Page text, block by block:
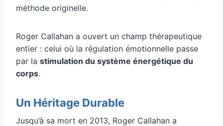
méthode originelle.
Roger Callahan a ouvert un champ thérapeutique
entier : celui où la régulation émotionnelle passe
par la stimulation du système énergétique du
corps.
Un Héritage Durable
Jusqu’à sa mort en 2013, Roger Callahan a